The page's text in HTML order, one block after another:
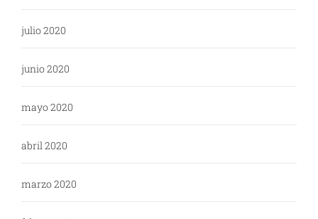
julio 2020
junio 2020
mayo 2020
abril 2020
marzo 2020